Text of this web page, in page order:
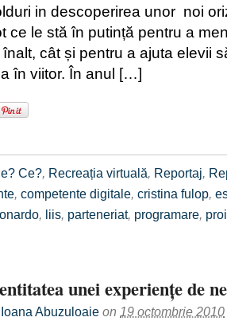
in descoperirea unor noi
ce le stă în putință pentru a
cât și pentru a ajuta elevii
în viitor. În anul […]
Ce?, Recreația virtuală, Reportaj,
, competente digitale, cristina fulop,
, liis, parteneriat, programare,
unei experienţe de
Ioana Abuzuloaie on 19 octombrie 2010